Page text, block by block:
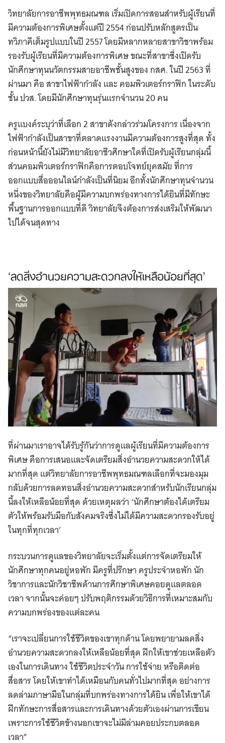
วิทยาลัยการอาชีพพุทธมณฑล เริ่มเปิดการสอนสำหรับผู้เรียนที่
มีความต้องการพิเศษตั้งแต่ปี 2554 ก่อนปรับหลักสูตรเป็น
ทวิภาคีเต็มรูปแบบในปี 2557 โดยมีหลากหลายสาขาวิชาพร้อม
รองรับผู้เรียนที่มีความต้องการพิเศษ ขณะที่สาขาซึ่งเปิดรับ
นักศึกษาทุนนวัตกรรมสายอาชีพชั้นสูงของ กสศ. ในปี 2563 ที่
ผ่านมา คือ สาขาไฟฟ้ากำลัง และ คอมพิวเตอร์กราฟิก ในระดับ
ชั้น ปวส. โดยมีนักศึกษาทุนรุ่นแรกจำนวน 20 คน
ครูแบงค์ระบุว่าที่เลือก 2 สาขาดังกล่าวร่วมโครงการ เนื่องจาก
ไฟฟ้ากำลังเป็นสาขาที่ตลาดแรงงานมีความต้องการสูงที่สุด ทั้ง
ก่อนหน้านี้ยังไม่มีวิทยาลัยอาชีวศึกษาใดที่เปิดรับผู้เรียนกลุ่มนี้
ส่วนคอมพิวเตอร์กราฟิกคือการตอบโจทย์ยุคสมัย ที่การ
ออกแบบสื่อออนไลน์กำลังเป็นที่นิยม อีกทั้งนักศึกษาทุนจำนวน
หนึ่งของวิทยาลัยคือผู้มีความบกพร่องทางการได้ยินที่มีทักษะ
พื้นฐานการออกแบบที่ดี วิทยาลัยจึงต้องการส่งเสริมให้พัฒนา
ไปได้จนสุดทาง
‘ลดสิ่งอำนวยความสะดวกลงให้เหลือน้อยที่สุด’
ที่ผ่านมาเราอาจได้รับรู้กันว่าการดูแลผู้เรียนที่มีความต้องการ
พิเศษ คือการเสนอและจัดเตรียมสิ่งอำนวยความสะดวกให้ได้
มากที่สุด แต่วิทยาลัยการอาชีพพุทธมณฑลเลือกที่จะมองมุม
กลับด้วยการลดทอนสิ่งอำนวยความสะดวกสำหรับนักเรียนกลุ่ม
นี้ลงให้เหลือน้อยที่สุด ด้วยเหตุผลว่า ‘นักศึกษาต้องได้เตรียม
ตัวให้พร้อมรับมือกับสังคมจริงซึ่งไม่ได้มีความสะดวกรองรับอยู่
ในทุกที่ทุกเวลา’
กระบวนการดูแลของวิทยาลัยจะเริ่มตั้งแต่การจัดเตรียมให้
นักศึกษาทุกคนอยู่หอพัก มีครูที่ปรึกษา ครูประจำหอพัก นัก
วิชาการและนักวิชาชีพด้านการศึกษาพิเศษคอยดูแลตลอด
เวลา จากนั้นจะค่อยๆ ปรับพฤติกรรมด้วยวิธีการที่เหมาะสมกับ
ความบกพร่องของแต่ละคน
“เราจะเปลี่ยนการใช้ชีวิตของเขาทุกด้าน โดยพยายามลดสิ่ง
อำนวยความสะดวกลงให้เหลือน้อยที่สุด ฝึกให้เขาช่วยเหลือตัว
เองในการเดินทาง ใช้ชีวิตประจำวัน การใช้จ่าย หรือติดต่อ
สื่อสาร โดยให้เขาทำได้เหมือนกับคนทั่วไปมากที่สุด อย่างการ
ลดล่ามภาษามือในกลุ่มที่บกพร่องทางการได้ยิน เพื่อให้เขาได้
ฝึกทักษะการสื่อสารและการเดินทางด้วยตัวเองผ่านการเขียน
เพราะการใช้ชีวิตข้างนอกเขาจะไม่มีล่ามคอยประกบตลอด
เวลา”